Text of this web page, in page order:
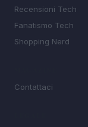
Recensioni Tech
Fanatismo Tech
Shopping Nerd
Contattaci